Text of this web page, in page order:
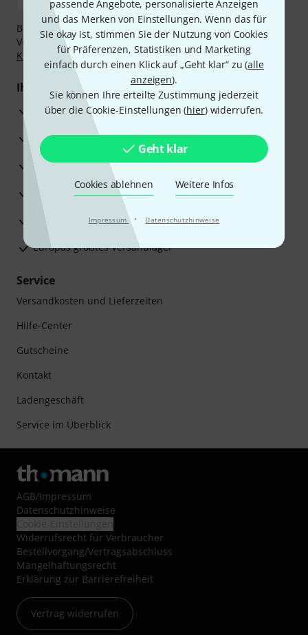
passende Angebote, personalisierte Anzeigen
und das Merken von Einstellungen. Wenn das für
Sie okay ist, stimmen Sie der Nutzung von Cookies
für Präferenzen, Statistiken und Marketing
einfach durch einen Klick auf „Geht klar“ zu (alle
anzeigen).
Sie können Ihre erteilte Zustimmung jederzeit
über die Cookie-Einstellungen (hier) widerrufen.
Geht klar
Cookies ablehnen Weitere Infos
Impressum · Datenschutzhinweise
Bezahlen Sie vertraulich und sicher per Nachnahme,
Vorkasse, PayPal, Amazon Pay,Klarna Sofort bezahlen,
Klarna Ratenzahlungoder Kreditkarte.
Ihre Vorteile
3 Jahre Thomann Garantie
30 Tage Money-Back-Garantie
Reparaturservice
Beratung durch Fachexperten
Zufriedenheitsgarantie
Europas größtes Versandlager
Service
Versandkosten und Lieferzeiten
Hilfe-Center
Gutscheine
Kontakt
Ladengeschäft
Service im Überblick
AGB/Impressum
Datenschutzhinweise
Widerrufsrecht für Verbraucher
Bestellvorgang/Vertragsabschluss
Mängelhaftungsrecht
Erklärung zur Barrierefreiheit
Vertrag widerrufen